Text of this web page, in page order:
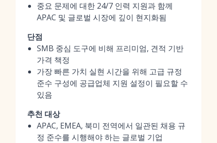
중요 문제에 대한 24/7 인력 지원과 함께
APAC 및 글로벌 시장에 깊이 현지화됨
단점
SMB 중심 도구에 비해 프리미엄, 견적 기반
가격 책정
가장 빠른 가치 실현 시간을 위해 고급 규정
준수 구성에 공급업체 지원 설정이 필요할 수
있음
추천 대상
APAC, EMEA, 북미 전역에서 일관된 채용 규
정 준수를 시행해야 하는 글로벌 기업